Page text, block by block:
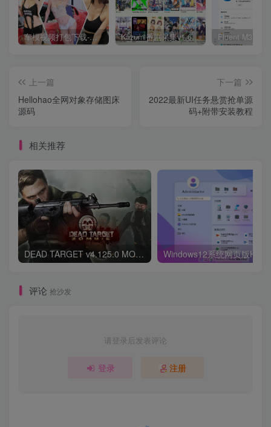
车模视频打包下载-高清无水印版 Kazumi番剧采集v1.6.9：支持自定义规则+在线观看+弹幕，跨平台下载
上一篇
Hellohao全网对象存储图床
源码
下一篇
2022最新UI任务悬赏抢单源
码+附带安装教程
相关推荐
DEAD TARGET v4.125.0 MOD APK (Unlimited Money, Mega Menu)
评论 抢沙发
请登录后发表评论
登录 注册